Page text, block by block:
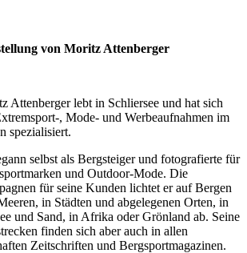
von Moritz Attenberger
Attenberger lebt in Schliersee und hat sich
, Mode- und Werbeaufnahmen im
spezialisiert.
selbst als Bergsteiger und fotografierte für
und Outdoor-Mode. Die
für seine Kunden lichtet er auf Bergen
in Städten und abgelegenen Orten, in
und Sand, in Afrika oder Grönland ab. Seine
finden sich aber auch in allen
Zeitschriften und Bergsportmagazinen.